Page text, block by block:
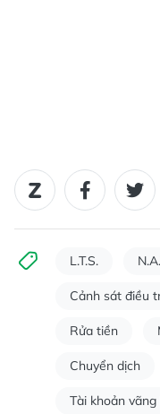
L.T.S.
Cảnh sát điều
Rửa tiền
Chuyển dịch
Tài khoản